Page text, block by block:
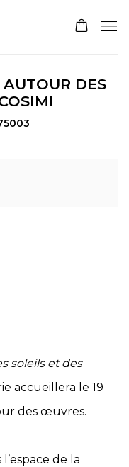
DES
soleils et des
accueillera le 19
des œuvres.
de la